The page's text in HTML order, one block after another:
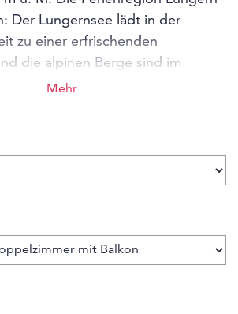
Der Lungernsee lädt in der
zu einer erfrischenden
die alpinen Berge sind im
beliebte Ausflugsziele. Die
Treffpunkt aus aller Welt.
Mehr